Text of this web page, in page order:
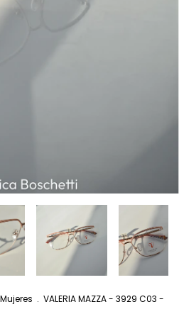
Mujeres . VALERIA MAZZA - 3929 C03 -